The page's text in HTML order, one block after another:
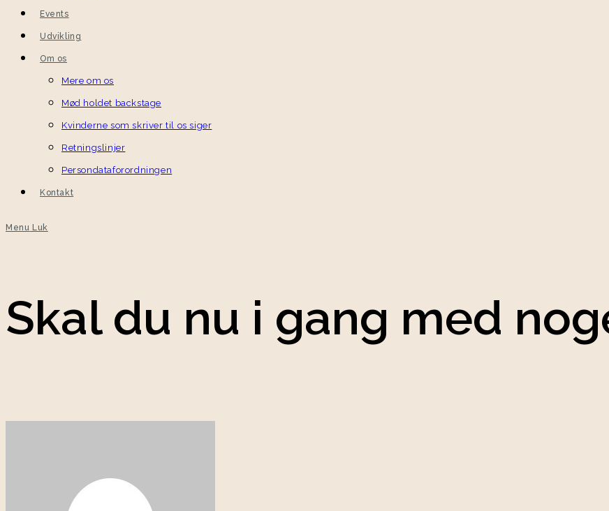
Events
Udvikling
Om os
Mere om os
Mød holdet backstage
Kvinderne som skriver til os siger
Retningslinjer
Persondataforordningen
Kontakt
Menu Luk
Skal du nu i gang med